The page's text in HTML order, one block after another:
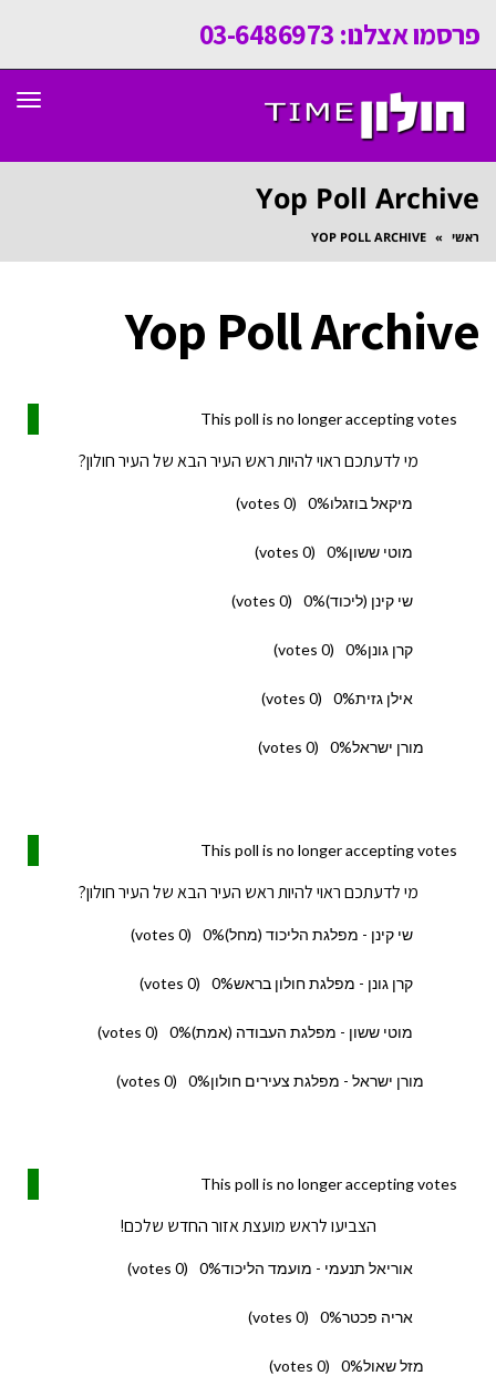
פרסמו אצלנו: 03-6486973
Yop Poll Archive
ראשי »
YOP POLL ARCHIVE
Yop Poll Archive
This poll is no longer accepting votes
מי לדעתכם ראוי להיות ראש העיר הבא של העיר חולון?
מיקאל בוזגלו0%
(0 votes)
מוטי ששון0%
(0 votes)
שי קינן (ליכוד)0%
(0 votes)
קרן גונן0%
(0 votes)
אילן גזית0%
(0 votes)
מורן ישראל0%
(0 votes)
This poll is no longer accepting votes
מי לדעתכם ראוי להיות ראש העיר הבא של העיר חולון?
שי קינן - מפלגת הליכוד (מחל)0%
(0 votes)
קרן גונן - מפלגת חולון בראש0%
(0 votes)
מוטי ששון - מפלגת העבודה (אמת)0%
(0 votes)
מורן ישראל - מפלגת צעירים חולון0%
(0 votes)
This poll is no longer accepting votes
הצביעו לראש מועצת אזור החדש שלכם!
אוריאל תנעמי - מועמד הליכוד0%
(0 votes)
אריה פכטר0%
(0 votes)
מזל שאול0%
(0 votes)